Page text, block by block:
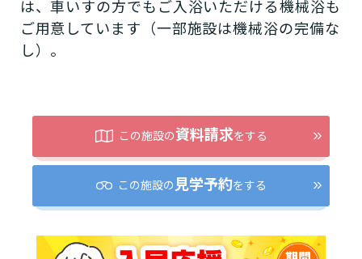
は、車いすの方でもご入浴いただける機械浴も
ご用意しています（一部施設は機械浴の完備な
し）。
この施設の資料請求をする
この施設の 見学予約をする
あなたに適しているのは?
要介護認定を受け、要支援１～２、
要介護１～５、いずれかの判定を受
ご自宅で生活しながら介護サービス
を使いたいですか？
いですか？
現在、日常生活を送るうえで誰かの
介護などサポートが必要ですか？
介護スタッフにご自宅に来てもらい
たいですか？
認知症の診断を受けていますか？
りますか？
日帰りで使いたいですか？
一時的に宿泊したいですか？
要支援１～２・要介護１～２です
要介護３～５ですか？